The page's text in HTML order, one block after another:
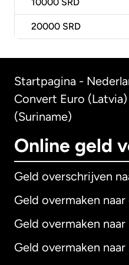
10000 SRD
20000 SRD
Startpagina -
Convert Euro
(Suriname)
Online geld
Geld overschrijven
Geld overmaken
Geld overmaken naar
Geld overmaken